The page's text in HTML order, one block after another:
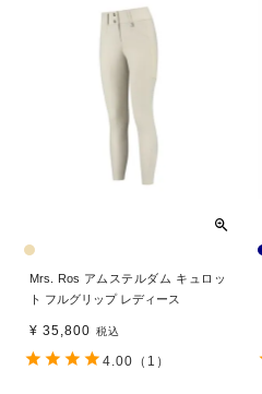
Mrs. Ros アムステルダム キュロッ
ト フルグリップ レディース
¥ 35,800 税込
4.00 （1）